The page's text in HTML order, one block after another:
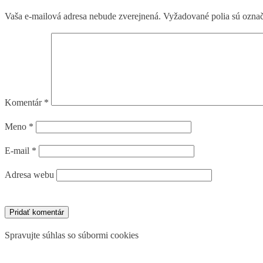
Vaša e-mailová adresa nebude zverejnená. Vyžadované polia sú
Komentár *
Meno *
E-mail *
Adresa webu
Spravujte súhlas so súbormi cookies